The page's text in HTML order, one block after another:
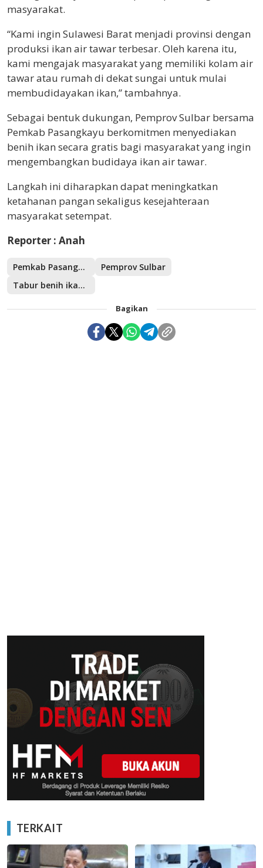
masyarakat.
“Kami ingin Sulawesi Barat menjadi provinsi dengan
produksi ikan air tawar terbesar. Oleh karena itu,
kami mengajak masyarakat yang memiliki kolam air
tawar atau rumah di dekat sungai untuk mulai
membudidayakan ikan,” tambahnya.
Sebagai bentuk dukungan, Pemprov Sulbar bersama
Pemkab Pasangkayu berkomitmen menyediakan
benih ikan secara gratis bagi masyarakat yang ingin
mengembangkan budidaya ikan air tawar.
Langkah ini diharapkan dapat meningkatkan
ketahanan pangan sekaligus kesejahteraan
masyarakat setempat.
Reporter : Anah
Pemkab Pasangkayu
Pemprov Sulbar
Tabur benih ikan nila
Bagikan
TERKAIT